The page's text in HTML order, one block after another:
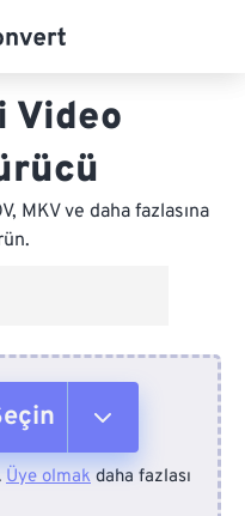
Video
MKV ve daha fazlasına
Üye olmak daha fazlası